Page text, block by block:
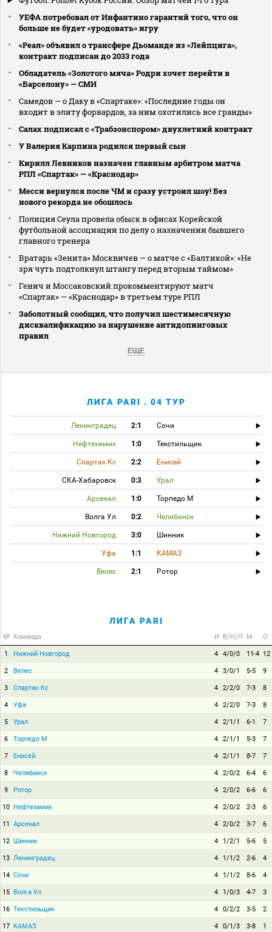
УЕФА потребовал от Инфантино гарантий того, что он
больше не будет «уродовать» игру
«Реал» объявил о трансфере Дьоманде из «Лейпцига»,
контракт подписан до 2033 года
Обладатель «Золотого мяча» Родри хочет перейти в
«Барселону» — СМИ
Самедов — о Даку в «Спартаке»: «Последние годы он
входит в элиту форвардов, за ним охотились все гранды»
Салах подписал с «Трабзонспором» двухлетний контракт
У Валерия Карпина родился первый сын
Кирилл Левников назначен главным арбитром матча
РПЛ «Спартак» — «Краснодар»
Месси вернулся после ЧМ и сразу устроил шоу! Без
нового рекорда не обошлось
Полиция Сеула провела обыск в офисах Корейской
футбольной ассоциации по делу о назначении бывшего
главного тренера
Вратарь «Зенита» Москвичев — о матче с «Балтикой»: «Не
зря чуть подтолкнул штангу перед вторым таймом»
Генич и Моссаковский прокомментируют матч
«Спартак» — «Краснодар» в третьем туре РПЛ
Заболотный сообщил, что получил шестимесячную
дисквалификацию за нарушение антидопинговых
правил
ЕЩЕ
ЛИГА PARI . 04 ТУР
Ленинградец 2:1 Сочи
Нефтехимик 1:0 Текстильщик
Спартак Кс 2:2 Енисей
СКА-Хабаровск 0:3 Урал
Арсенал 1:0 Торпедо М
Волга Ул 0:2 Челябинск
Нижний Новгород 3:0 Шинник
Уфа 1:1 КАМАЗ
Велес 2:1 Ротор
ЛИГА PARI
№ Команда И В/Н/П М О
1 Нижний Новгород 4 4/0/0 11-4 12
2 Велес 4 3/0/1 5-5 9
3 Спартак Кс 4 2/2/0 7-3 8
4 Уфа 4 2/2/0 7-3 8
5 Урал 4 2/1/1 6-1 7
6 Торпедо М 4 2/1/1 5-3 7
7 Енисей 4 2/1/1 8-7 7
8 Челябинск 4 2/0/2 6-4 6
9 Ротор 4 2/0/2 6-6 6
10 Нефтехимик 4 2/0/2 2-3 6
11 Арсенал 4 2/0/2 3-7 6
12 Шинник 4 1/2/1 5-6 5
13 Ленинградец 4 1/1/2 2-6 4
14 Сочи 4 1/1/2 8-6 4
15 Волга Ул 4 1/0/3 4-7 3
16 Текстильщик 4 0/2/2 3-5 2
17 КАМАЗ 4 0/1/3 3-8 1